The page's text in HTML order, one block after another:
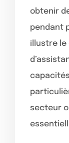
obtenir
pendant
illustre le
secteur